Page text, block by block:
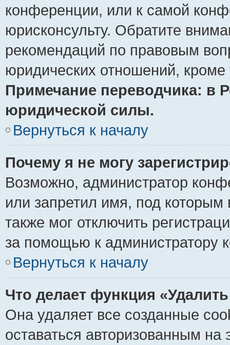
конференции, или к самой
юрисконсульту. Обратите
рекомендаций по правовым
юридических отношений,
Примечание переводчика: в
юридической силы.
Вернуться к началу
Почему я не могу
Возможно, администратор
или запретил имя, под которым
также мог отключить
за помощью к администратору
Вернуться к началу
Что делает функция
Она удаляет все созданные
оставаться авторизованным